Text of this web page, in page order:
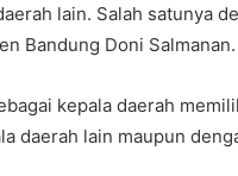
lain. Salah satunya
Bandung Doni Salmanan.
kepala daerah
daerah lain maupun